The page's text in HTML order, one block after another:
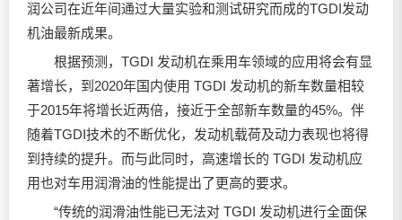
润公司在近年间通过大量实验和测试研究而成的TGDI发动
机油最新成果。
根据预测，TGDI 发动机在乘用车领域的应用将会有显
著增长，到2020年国内使用 TGDI 发动机的新车数量相较
于2015年将增长近两倍，接近于全部新车数量的45%。伴
随着TGDI技术的不断优化，发动机载荷及动力表现也将得
到持续的提升。而与此同时，高速增长的 TGDI 发动机应
用也对车用润滑油的性能提出了更高的要求。
“传统的润滑油性能已无法对 TGDI 发动机进行全面保